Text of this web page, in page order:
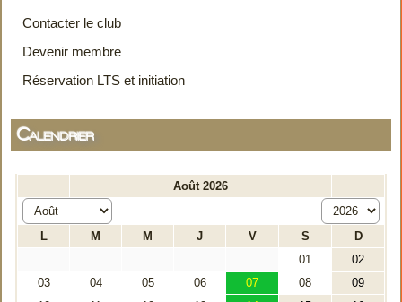
Contacter le club
Devenir membre
Réservation LTS et initiation
Calendrier